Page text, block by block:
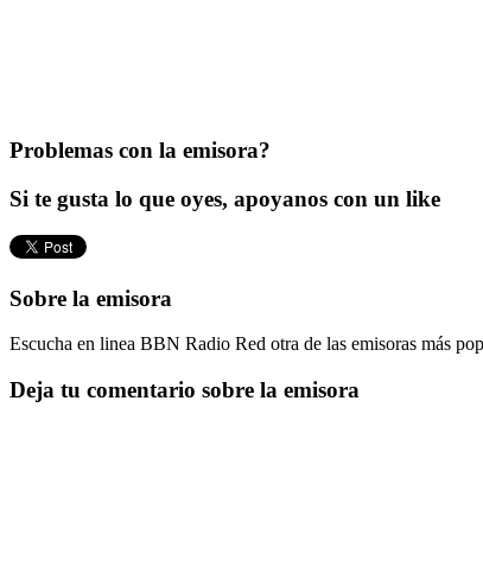
Problemas con la emisora?
Si te gusta lo que oyes, apoyanos con un like
Sobre la emisora
Escucha en linea BBN Radio Red otra de las emisoras más
Deja tu comentario sobre la emisora